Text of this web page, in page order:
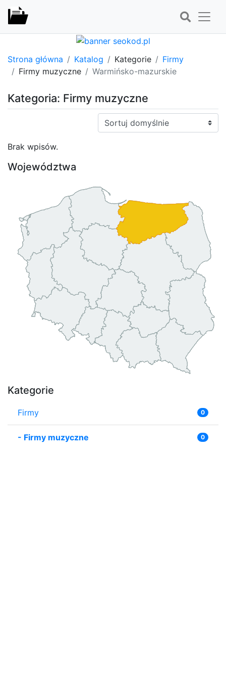
Strona główna Katalog Kategorie
Firmy
Firmy muzyczne
Warmińsko-mazurskie
Kategoria: Firmy muzyczne
Sortuj:
Brak wpisów.
Województwa
Kategorie
Firmy 0
- Firmy muzyczne 0